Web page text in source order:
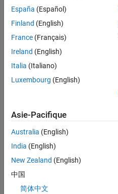
Vous
pouvez
élargir
votre
recherche
ou
afficher
l’ensemble
d'emploi.
malgré
tout
vous
trouvez
pas
España (Español)
Finland (English)
France (Français)
Ireland (English)
Italia (Italiano)
Luxembourg (English)
Asie-Pacifique
Australia (English)
India (English)
New Zealand (English)
中国
简体中文